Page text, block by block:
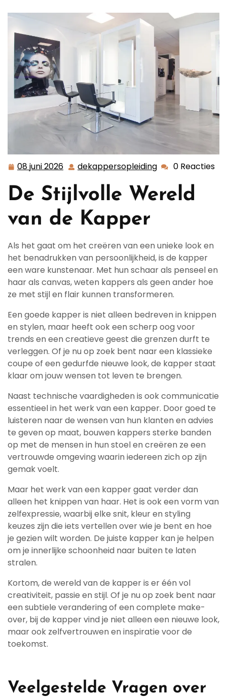
08 juni 2026 08
2026
dekappersopleiding 0 Reacties
De Stijlvolle Wereld
van de Kapper
Als het gaat om het creëren van een unieke look en
het benadrukken van persoonlijkheid, is de kapper
een ware kunstenaar. Met hun schaar als penseel en
haar als canvas, weten kappers als geen ander hoe
ze met stijl en flair kunnen transformeren.
Een goede kapper is niet alleen bedreven in knippen
en stylen, maar heeft ook een scherp oog voor
trends en een creatieve geest die grenzen durft te
verleggen. Of je nu op zoek bent naar een klassieke
coupe of een gedurfde nieuwe look, de kapper staat
klaar om jouw wensen tot leven te brengen.
Naast technische vaardigheden is ook communicatie
essentieel in het werk van een kapper. Door goed te
luisteren naar de wensen van hun klanten en advies
te geven op maat, bouwen kappers sterke banden
op met de mensen in hun stoel en creëren ze een
vertrouwde omgeving waarin iedereen zich op zijn
gemak voelt.
Maar het werk van een kapper gaat verder dan
alleen het knippen van haar. Het is ook een vorm van
zelfexpressie, waarbij elke snit, kleur en styling
keuzes zijn die iets vertellen over wie je bent en hoe
je gezien wilt worden. De juiste kapper kan je helpen
om je innerlijke schoonheid naar buiten te laten
stralen.
Kortom, de wereld van de kapper is er één vol
creativiteit, passie en stijl. Of je nu op zoek bent naar
een subtiele verandering of een complete make-
over, bij de kapper vind je niet alleen een nieuwe look,
maar ook zelfvertrouwen en inspiratie voor de
toekomst.
Veelgestelde Vragen over